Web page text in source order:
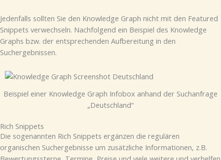
Jedenfalls sollten Sie den Knowledge Graph nicht mit den Featured
Snippets verwechseln. Nachfolgend ein Beispiel des Knowledge
Graphs bzw. der entsprechenden Aufbereitung in den
Suchergebnissen.
Beispiel einer Knowledge Graph Infobox anhand der Suchanfrage
„Deutschland“
Rich Snippets
Die sogenannten Rich Snippets ergänzen die regulären
organischen Suchergebnisse um zusätzliche Informationen, z.B.